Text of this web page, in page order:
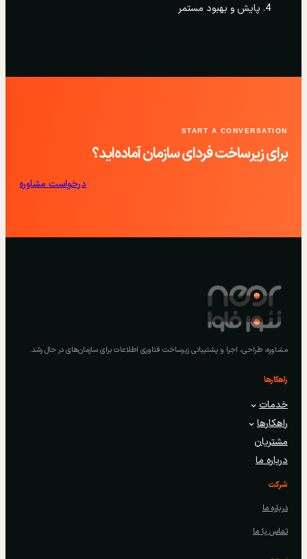
پایش و بهبود مستمر
START A CONVERSATION
برای زیرساخت فردای سازمان آماده‌اید؟
درخواست مشاوره
مشاوره، طراحی، اجرا و پشتیبانی زیرساخت فناوری اطلاعات برای سازمان‌های در حال رشد.
راهکارها
خدمات
راهکارها
مشتریان
درباره ما
شرکت
درباره ما
تماس با ما